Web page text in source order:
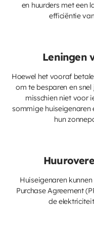
en huurders met een
efficiëntie
Leningen
Hoewel het vooraf
om te besparen en
misschien niet voor
sommige huiseigenaren
hun
Huiseigenaren
Purchase Agreement
de